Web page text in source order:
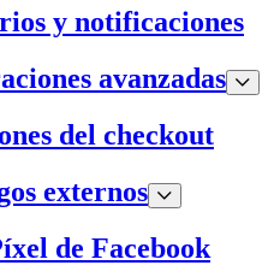
y notificaciones
avanzadas
del checkout
externos
de Facebook